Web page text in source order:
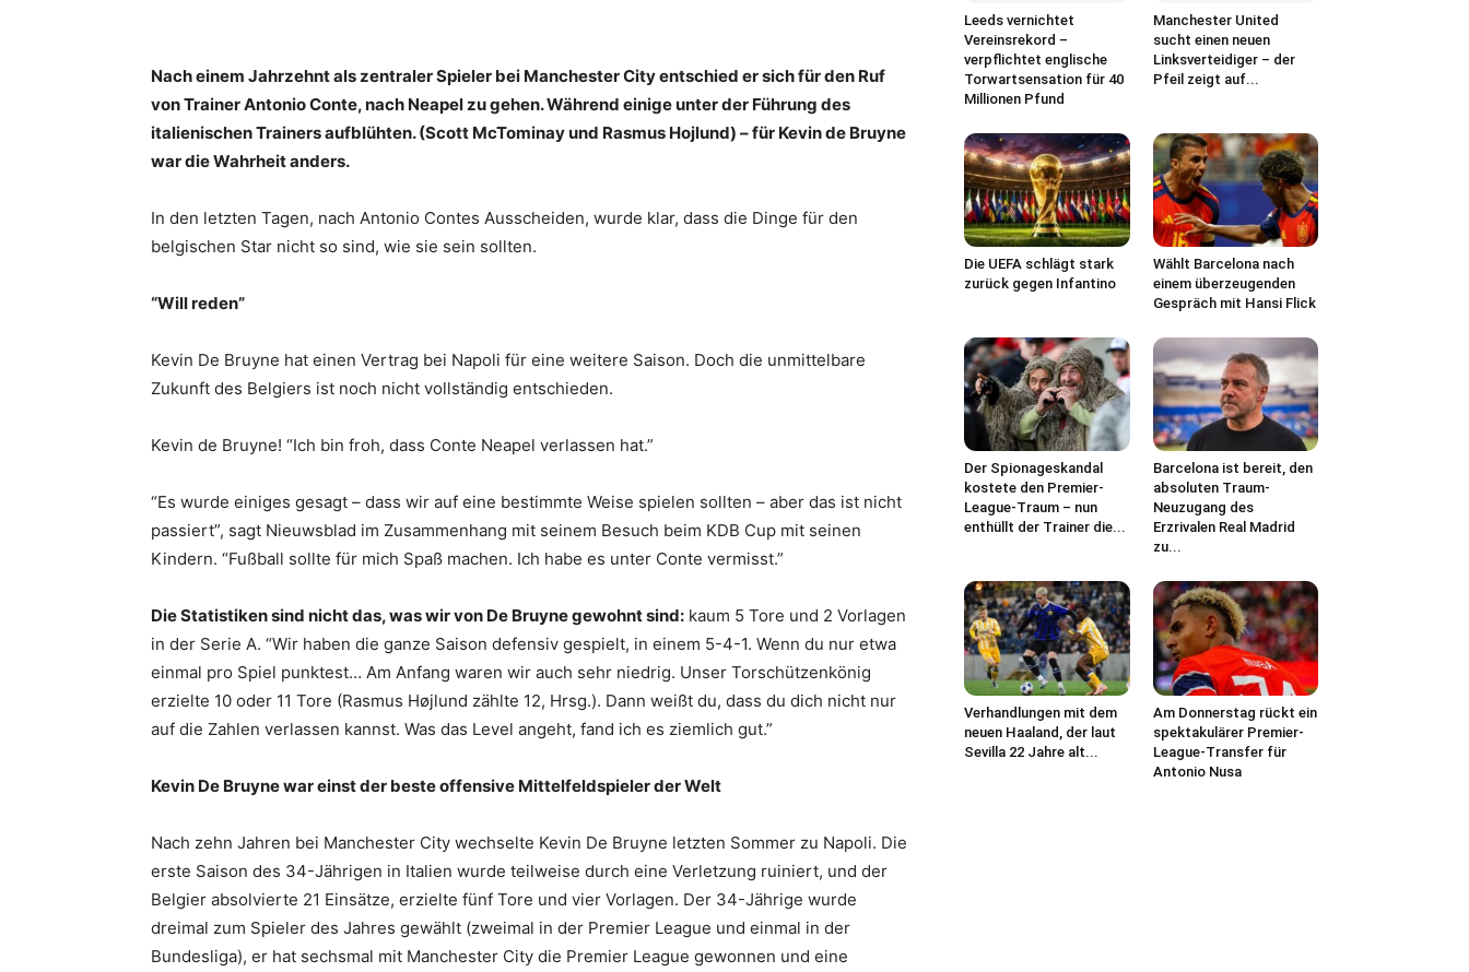
Nach einem Jahrzehnt als zentraler Spieler bei Manchester City entschied er sich für den Ruf
von Trainer Antonio Conte, nach Neapel zu gehen. Während einige unter der Führung des
italienischen Trainers aufblühten. (Scott McTominay und Rasmus Hojlund) – für Kevin de Bruyne
war die Wahrheit anders.
In den letzten Tagen, nach Antonio Contes Ausscheiden, wurde klar, dass die Dinge für den
belgischen Star nicht so sind, wie sie sein sollten.
“Will reden”
Kevin De Bruyne hat einen Vertrag bei Napoli für eine weitere Saison. Doch die unmittelbare
Zukunft des Belgiers ist noch nicht vollständig entschieden.
Kevin de Bruyne! “Ich bin froh, dass Conte Neapel verlassen hat.”
“Es wurde einiges gesagt – dass wir auf eine bestimmte Weise spielen sollten – aber das ist nicht
passiert”, sagt Nieuwsblad im Zusammenhang mit seinem Besuch beim KDB Cup mit seinen
Kindern. “Fußball sollte für mich Spaß machen. Ich habe es unter Conte vermisst.”
Die Statistiken sind nicht das, was wir von De Bruyne gewohnt sind: kaum 5 Tore und 2 Vorlagen
in der Serie A. “Wir haben die ganze Saison defensiv gespielt, in einem 5-4-1. Wenn du nur etwa
einmal pro Spiel punktest… Am Anfang waren wir auch sehr niedrig. Unser Torschützenkönig
erzielte 10 oder 11 Tore (Rasmus Højlund zählte 12, Hrsg.). Dann weißt du, dass du dich nicht nur
auf die Zahlen verlassen kannst. Was das Level angeht, fand ich es ziemlich gut.”
Kevin De Bruyne war einst der beste offensive Mittelfeldspieler der Welt
Nach zehn Jahren bei Manchester City wechselte Kevin De Bruyne letzten Sommer zu Napoli. Die
erste Saison des 34-Jährigen in Italien wurde teilweise durch eine Verletzung ruiniert, und der
Belgier absolvierte 21 Einsätze, erzielte fünf Tore und vier Vorlagen. Der 34-Jährige wurde
dreimal zum Spieler des Jahres gewählt (zweimal in der Premier League und einmal in der
Bundesliga), er hat sechsmal mit Manchester City die Premier League gewonnen und eine
Leeds vernichtet
Vereinsrekord –
verpflichtet englische
Torwartsensation für 40
Millionen Pfund
Manchester United
sucht einen neuen
Linksverteidiger – der
Pfeil zeigt auf...
Die UEFA schlägt stark
zurück gegen Infantino
Wählt Barcelona nach
einem überzeugenden
Gespräch mit Hansi Flick
Der Spionageskandal
kostete den Premier-
League-Traum – nun
enthüllt der Trainer die...
Barcelona ist bereit, den
absoluten Traum-
Neuzugang des
Erzrivalen Real Madrid
zu...
Verhandlungen mit dem
neuen Haaland, der laut
Sevilla 22 Jahre alt...
Am Donnerstag rückt ein
spektakulärer Premier-
League-Transfer für
Antonio Nusa